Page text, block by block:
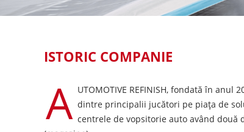
ISTORIC COMPANIE
A UTOMOTIVE REFINISH, fondată în anul
dintre principalii jucători pe piața de
centrele de vopsitorie auto având